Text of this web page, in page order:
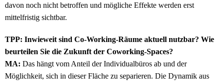
davon noch nicht betroffen und mögliche Effekte werden erst
mittelfristig sichtbar.
TPP: Inwieweit sind Co-Working-Räume aktuell nutzbar? Wie
beurteilen Sie die Zukunft der Coworking-Spaces?
MA: Das hängt vom Anteil der Individualbüros ab und der
Möglichkeit, sich in dieser Fläche zu separieren. Die Dynamik aus